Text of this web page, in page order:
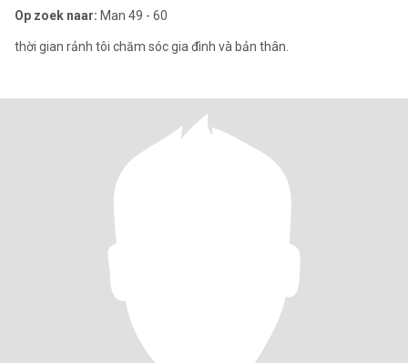
Op zoek naar: Man 49 - 60
thời gian rảnh tôi chăm sóc gia đình và bản thân.